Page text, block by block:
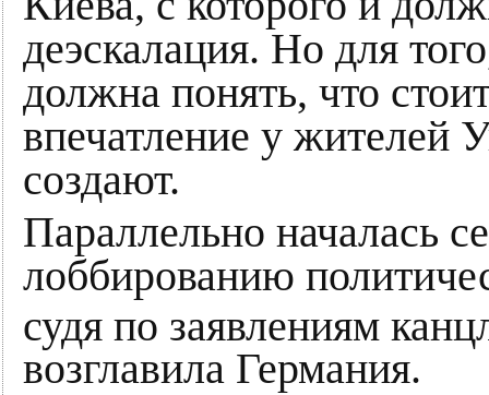
деэскалация. Но для
должна понять, что
впечатление у жителей
создают.
Параллельно началась
лоббированию
судя по заявлениям
возглавила Германия.